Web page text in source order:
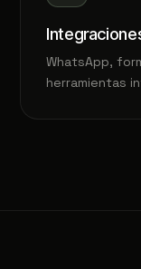
WhatsApp,
herramientas